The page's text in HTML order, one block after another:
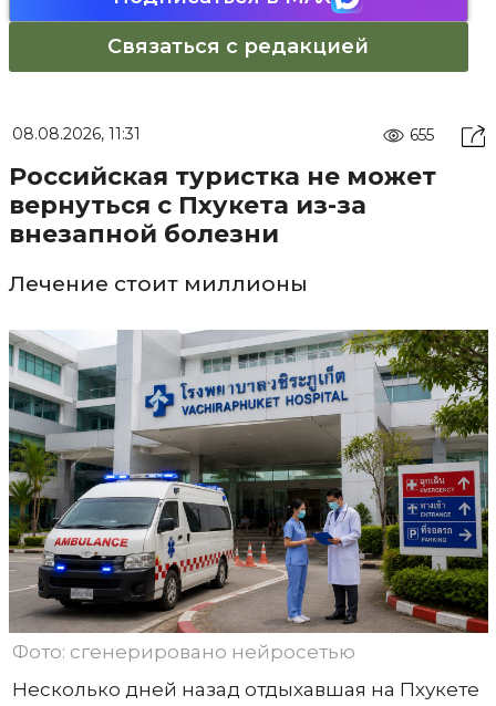
Связаться с редакцией
08.08.2026, 11:31 655
Российская туристка не может
вернуться с Пхукета из-за
внезапной болезни
Лечение стоит миллионы
Фото: сгенерировано нейросетью
Несколько дней назад отдыхавшая на Пхукете